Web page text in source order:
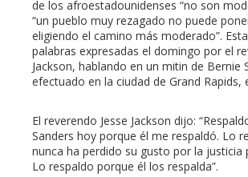
de los afroestadounidenses “no son
“un pueblo muy rezagado no puede
eligiendo el camino más moderado”.
palabras expresadas el domingo por el
Jackson, hablando en un mitin de Bernie
efectuado en la ciudad de Grand Rapids,
El reverendo Jesse Jackson dijo:
Sanders hoy porque él me respaldó. Lo
nunca ha perdido su gusto por la justicia
Lo respaldo porque él los respalda”.